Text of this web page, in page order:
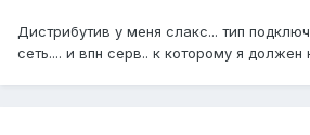
Дистрибутив у меня слакс... тип
сеть.... и впн серв.. к которому я должен